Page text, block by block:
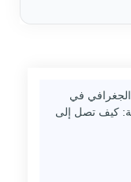
في
كيف تصل إلى